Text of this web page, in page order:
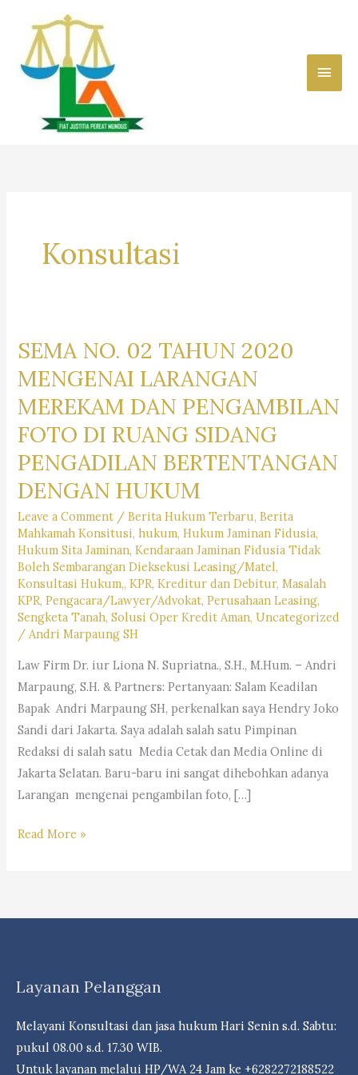
content
Main
Konsultasi
SEMA NO. 02 TAHUN 2020
MENGENAI LARANGAN
MEREKAM DAN PENGAMBILAN
FOTO DI RUANG SIDANG
PENGADILAN BERTENTANGAN
DENGAN HUKUM
Leave a Comment /Berita Hukum Terbaru,Berita
Mahkamah Konsitusi,hukum,Hukum Jaminan Fidusia,
Hukum Sita Jaminan,Kendaraan Jaminan Fidusia Tidak
Boleh Sembarangan Dieksekusi Leasing/Matel,
Konsultasi Hukum,,KPR,Kreditur dan Debitur,Masalah
KPR,Pengacara/Lawyer/Advokat,Perusahaan Leasing,
Sengketa Tanah,Solusi Oper Kredit Aman,Uncategorized
/Andri Marpaung SH
Law Firm Dr. iur Liona N. Supriatna., S.H., M.Hum. – Andri
Marpaung, S.H. & Partners: Pertanyaan: Salam Keadilan
Bapak Andri Marpaung SH, perkenalkan saya Hendry Joko
Sandi dari Jakarta. Saya adalah salah satu Pimpinan
Redaksi di salah satu Media Cetak dan Media Online di
Jakarta Selatan. Baru-baru ini sangat dihebohkan adanya
Larangan mengenai pengambilan foto, […]
SEMA
2020
MEREKAM
PENGAMBILAN
FOTO
DI
Read More »
Layanan Pelanggan
Melayani Konsultasi dan jasa hukum Hari Senin s.d. Sabtu:
pukul 08.00 s.d. 17.30 WIB.
Untuk layanan melalui HP/WA 24 Jam ke +6282272188522